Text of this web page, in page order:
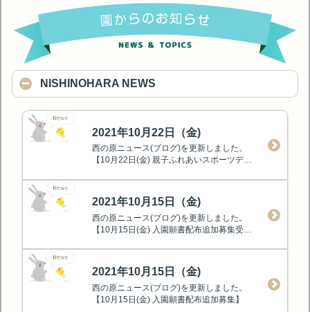
NISHINOHARA NEWS
2021年10月22日（金)
西の原ニュース(ブログ)を更新しました。
【10月22日(金) 親子ふれあいスポーツデイ】
2021年10月15日（金)
西の原ニュース(ブログ)を更新しました。
【10月15日(金) 入園願書配布追加募集受付終了】
2021年10月15日（金)
西の原ニュース(ブログ)を更新しました。
【10月15日(金) 入園願書配布追加募集】